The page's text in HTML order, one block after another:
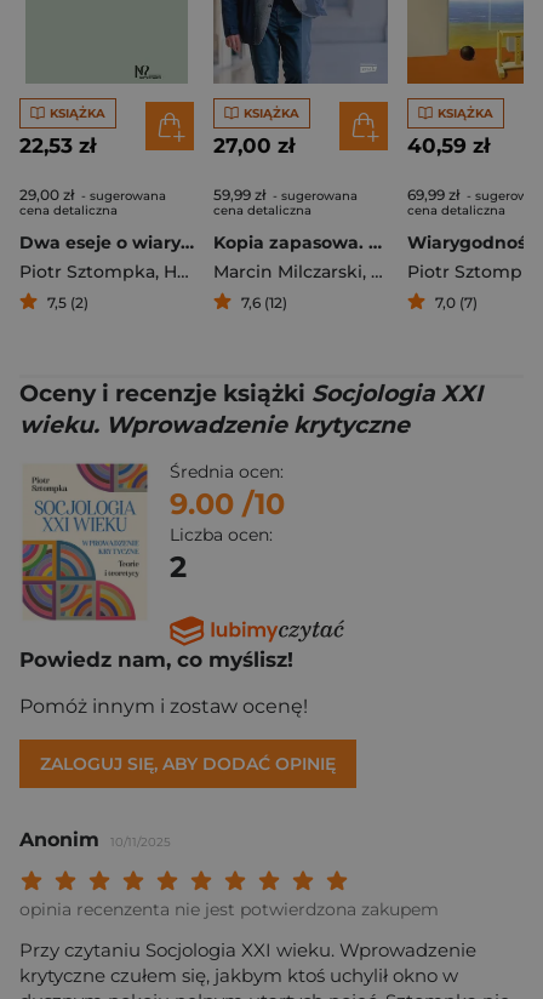
KSIĄŻKA
22,53 zł
29,00 zł - sugerowana
cena detaliczna
Dwa eseje o wiarygodności
Piotr Sztompka, Hausner Jerzy
7,5 (2)
KSIĄŻKA
27,00 zł
59,99 zł - sugerowana
cena detaliczna
Kopia zapasowa. O życiu, społeczeństwie i socjologii z Piotrem Sztompką rozmawia Marcin Milczarski
Marcin Milczarski, Piotr Sztompka
7,6 (12)
KSIĄŻKA
40,59 zł
69,99 zł -
cena detaliczna
Piotr Sztompka
7,0 (7)
Oceny i recenzje książki Socjologia XXI
wieku. Wprowadzenie krytyczne
Średnia ocen:
9.00 /10
Liczba ocen:
2
Powiedz nam, co myślisz!
Pomóż innym i zostaw ocenę!
ZALOGUJ SIĘ, ABY DODAĆ OPINIĘ
Anonim 10/11/2025
Twoja ocena:
Twoja ocena: Wybitna 9/
Twoja ocena: Rewelacyjna 8/
Twoja ocena: Bardzo dobra 7/10"
Twoja ocena: Dobra 6/10"
Twoja ocena: Przeciętna 5/10"
Twoja ocena: Może być 4/10"
Twoja ocena: Słaba 3/10"
Twoja ocena: Bardzo słaba 2/10"
Twoja ocena: Beznadziejna 1/10"
opinia recenzenta nie jest potwierdzona zakupem
Przy czytaniu Socjologia XXI wieku. Wprowadzenie
krytyczne czułem się, jakbym ktoś uchylił okno w